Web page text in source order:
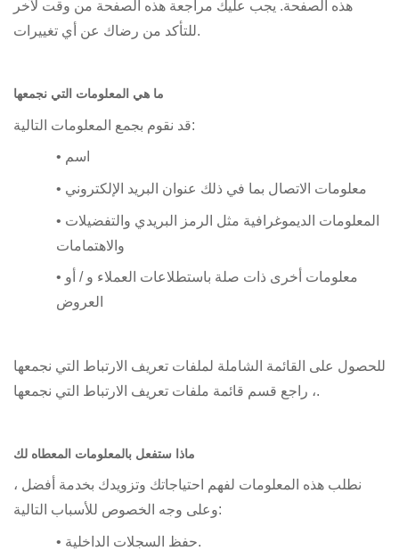
هذه الصفحة. يجب عليك مراجعة هذه الصفحة من وقت لآخر
للتأكد من رضاك عن أي تغييرات.
ما هي المعلومات التي نجمعها
قد نقوم بجمع المعلومات التالية:
• اسم
• معلومات الاتصال بما في ذلك عنوان البريد الإلكتروني
• المعلومات الديموغرافية مثل الرمز البريدي والتفضيلات
والاهتمامات
• معلومات أخرى ذات صلة باستطلاعات العملاء و / أو
العروض
للحصول على القائمة الشاملة لملفات تعريف الارتباط التي نجمعها
، راجع قسم قائمة ملفات تعريف الارتباط التي نجمعها.
ماذا ستفعل بالمعلومات المعطاه لك
نطلب هذه المعلومات لفهم احتياجاتك وتزويدك بخدمة أفضل ،
وعلى وجه الخصوص للأسباب التالية:
• حفظ السجلات الداخلية.